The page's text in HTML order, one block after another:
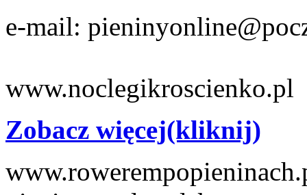
e-mail:
www.noclegikroscienko.pl
Zobacz więcej(kliknij)